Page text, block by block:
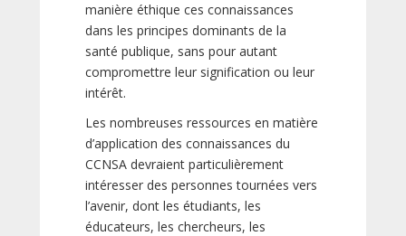
manière éthique ces connaissances
dans les principes dominants de la
santé publique, sans pour autant
compromettre leur signification ou leur
intérêt.
Les nombreuses ressources en matière
d’application des connaissances du
CCNSA devraient particulièrement
intéresser des personnes tournées vers
l’avenir, dont les étudiants, les
éducateurs, les chercheurs, les